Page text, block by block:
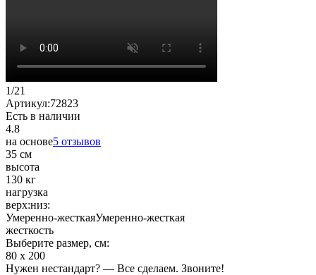
1/21
Артикул:72823
Есть в наличии
4.8
на основе5 отзывов
35 см
высота
130 кг
нагрузка
верх:низ:
Умеренно-жесткаяУмеренно-жесткая
жесткость
Выберите размер, см:
80 х 200
Нужен нестандарт? — Все сделаем. Звоните!